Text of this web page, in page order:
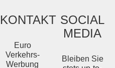
KONTAKT
Euro
Verkehrs-
Werbung
SOCIAL
MEDIA
Bleiben Sie